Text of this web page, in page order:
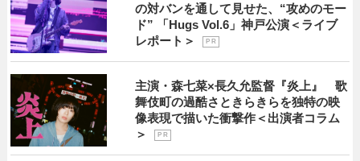
の対バンを通して見せた、“攻めのモー
ド” 「Hugs Vol.6」神戸公演＜ライブ
レポート＞
P R
主演・森七菜×長久允監督『炎上』 歌
舞伎町の過酷さときらきらを独特の映
像表現で描いた衝撃作＜出演者コラム
＞
P R